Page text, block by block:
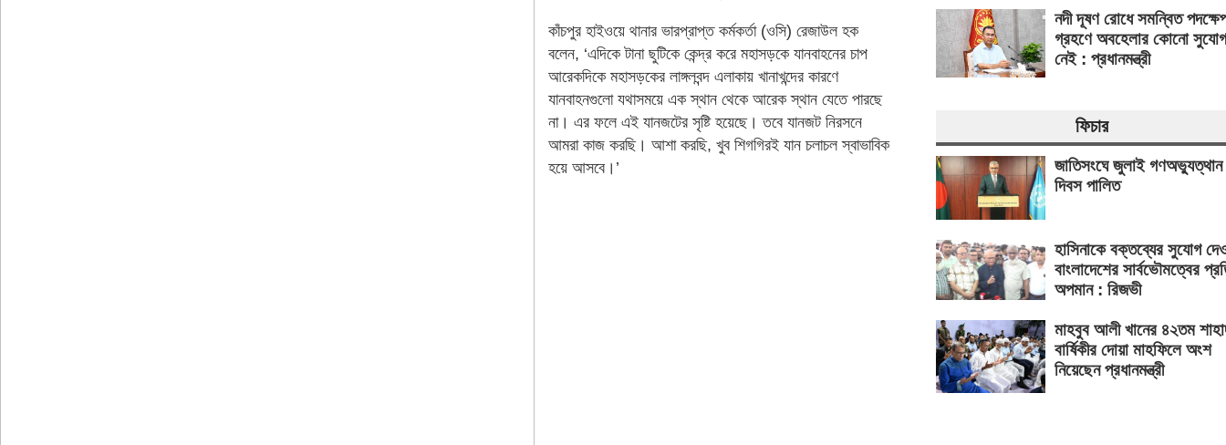
কাঁচপুর হাইওয়ে থানার ভারপ্রাপ্ত কর্মকর্তা (ওসি) রেজাউল হক
বলেন, ‘এদিকে টানা ছুটিকে কেন্দ্র করে মহাসড়কে যানবাহনের চাপ
আরেকদিকে মহাসড়কের লাঙ্গলবন্দ এলাকায় খানাখন্দের কারণে
যানবাহনগুলো যথাসময়ে এক স্থান থেকে আরেক স্থান যেতে পারছে
না। এর ফলে এই যানজটের সৃষ্টি হয়েছে। তবে যানজট নিরসনে
আমরা কাজ করছি। আশা করছি, খুব শিগগিরই যান চলাচল স্বাভাবিক
হয়ে আসবে।’
নদী দূষণ রোধে সমন্বিত
গ্রহণে অবহেলার কোনো সুযোগ
নেই : প্রধানমন্ত্রী
ফিচার
জাতিসংঘে জুলাই গণঅভ্যুত্থান
দিবস পালিত
হাসিনাকে বক্তব্যের সুযোগ
বাংলাদেশের সার্বভৌমত্বের
অপমান : রিজভী
মাহবুব আলী খানের ৪২তম
বার্ষিকীর দোয়া মাহফিলে অংশ
নিয়েছেন প্রধানমন্ত্রী